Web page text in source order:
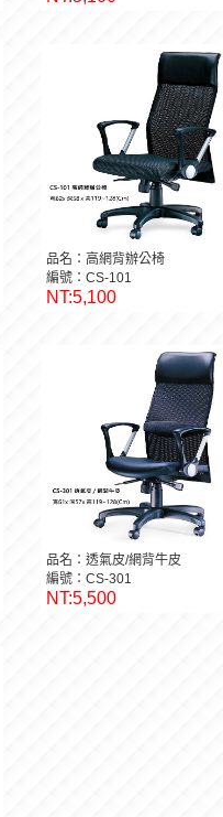
品名：高網背辦公椅
編號：CS-101
NT:5,100
品名：透氣皮/網背牛皮
編號：CS-301
NT:5,500